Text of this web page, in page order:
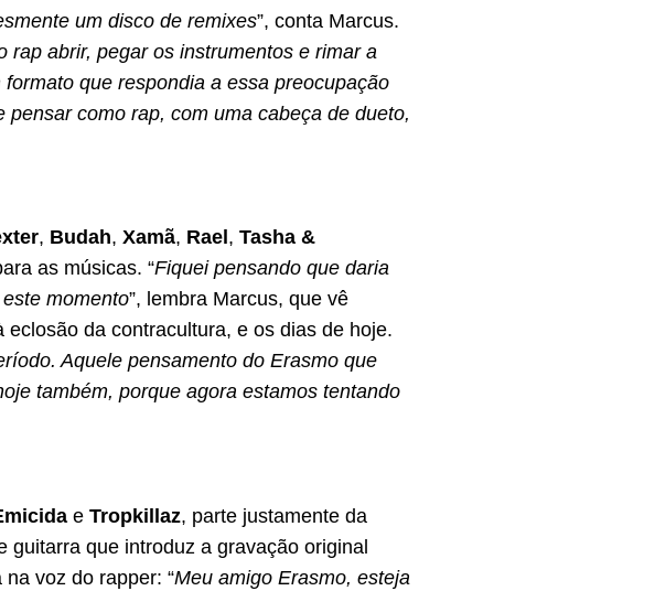
um disco de remixes”, conta Marcus.
rap abrir, pegar os instrumentos e rimar a
que respondia a essa preocupação
como rap, com uma cabeça de dueto,
, Budah, Xamã, Rael , Tasha &
as músicas. “Fiquei pensando que daria
momento”, lembra Marcus, que vê
da contracultura, e os dias de hoje.
Aquele pensamento do Erasmo que
também, porque agora estamos tentando
e Tropkillaz, parte justamente da
guitarra que introduz a gravação original
voz do rapper: “Meu amigo Erasmo, esteja